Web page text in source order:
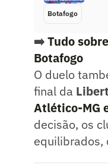
Botafogo
➡️Tudo
Botafogo
O duelo
final da
Atlético-MG
decisão, os
equilibrados,